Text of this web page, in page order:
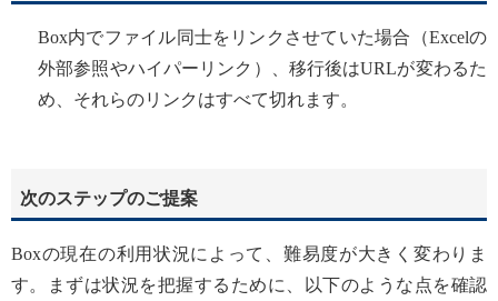
Box内でファイル同士をリンクさせていた場合（Excelの
外部参照やハイパーリンク）、移行後はURLが変わるた
め、それらのリンクはすべて切れます。
次のステップのご提案
Boxの現在の利用状況によって、難易度が大きく変わりま
す。まずは状況を把握するために、以下のような点を確認